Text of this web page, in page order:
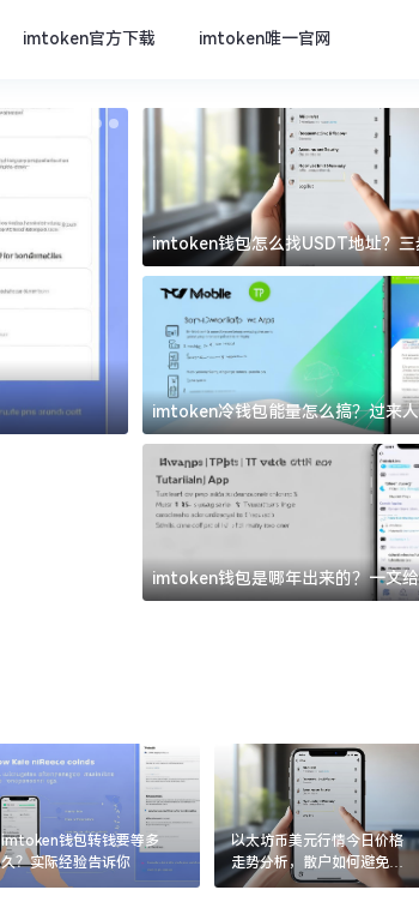
imtoken官方下载 imtoken唯一官网
imtoken官方下载
imtoken钱包怎么找USDT地址？三
坑
imtoken冷钱包能量怎么搞？过来
道
imtoken钱包是哪年出来的？一文
imtoken钱包转钱要等多
久？实际经验告诉你
以太坊币美元行情今日价格
走势分析，散户如何避免追
涨杀跌被套牢